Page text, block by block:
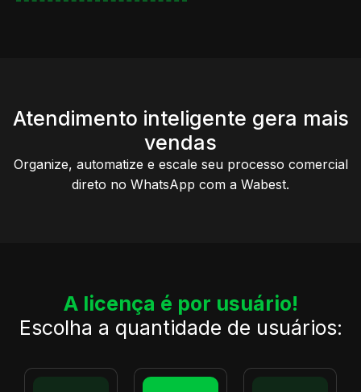
Atendimento inteligente gera mais
vendas
Organize, automatize e escale seu processo comercial
direto no WhatsApp com a Wabest.
A licença é por usuário!
Escolha a quantidade de usuários: